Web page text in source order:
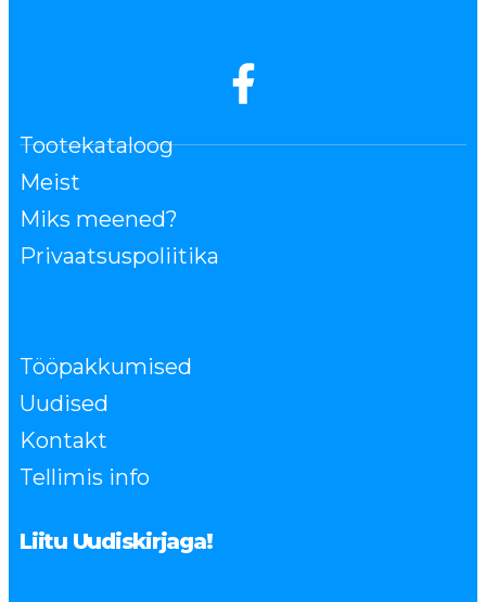
Tootekataloog
Meist
Miks meened?
Privaatsuspoliitika
Tööpakkumised
Uudised
Kontakt
Tellimis info
Liitu Uudiskirjaga!